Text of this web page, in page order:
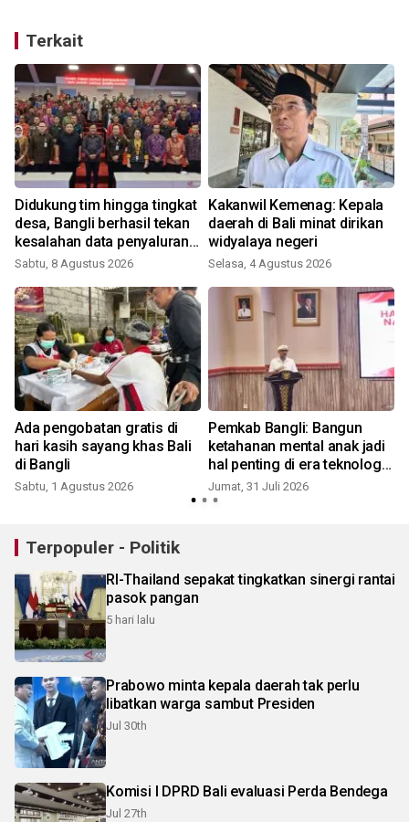
Terkait
Didukung tim hingga tingkat
desa, Bangli berhasil tekan
kesalahan data penyaluran
bansos
Sabtu, 8 Agustus 2026
Kakanwil Kemenag: Kepala
daerah di Bali minat dirikan
widyalaya negeri
Selasa, 4 Agustus 2026
Ada pengobatan gratis di
hari kasih sayang khas Bali
di Bangli
Sabtu, 1 Agustus 2026
Pemkab Bangli: Bangun
ketahanan mental anak jadi
hal penting di era teknologi
informasi
Jumat, 31 Juli 2026
Terpopuler - Politik
RI-Thailand sepakat tingkatkan sinergi rantai
pasok pangan
5 hari lalu
Prabowo minta kepala daerah tak perlu
libatkan warga sambut Presiden
Jul 30th
Komisi I DPRD Bali evaluasi Perda Bendega
Jul 27th